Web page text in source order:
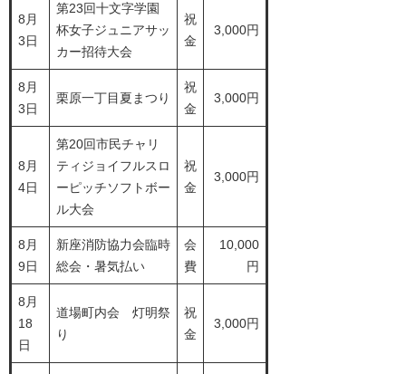
8月
3日
第23回十文字学園
杯女子ジュニアサッ
カー招待大会
祝
金
3,000円
8月
3日
栗原一丁目夏まつり
祝
金
3,000円
8月
4日
第20回市民チャリ
ティジョイフルスロ
ーピッチソフトボー
ル大会
祝
金
3,000円
8月
9日
新座消防協力会臨時
総会・暑気払い
会
費
10,000
円
8月
18
日
道場町内会 灯明祭
り
祝
金
3,000円